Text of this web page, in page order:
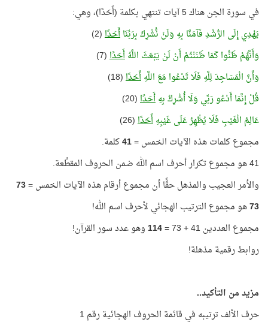
في سورة الجن هناك 5 آيات تنتهي بكلمة (أَحَدًا)، وهي:
يَهْدِي إِلَى الرُّشْدِ فَآمَنَّا بِهِ وَلَنْ نُّشْرِكَ بِرَبِّنَاأَحَدًا(2)
وَأَنَّهُمْ ظَنُّوا كَمَا ظَنَنْتُمْ أَنْ لَنْ يَبْعَثَ اللَّهُأَحَدًا(7)
وَأَنَّ الْمَسَاجِدَ لِلَّهِ فَلَا تَدْعُوا مَعَ اللَّهِأَحَدًا(18)
قُلْ إِنَّمَا أَدْعُو رَبِّي وَلَا أُشْرِكُ بِهِأَحَدًا(20)
عَالِمُ الْغَيْبِ فَلَا يُظْهِرُ عَلَى غَيْبِهِأَحَدًا(26)
مجموع كلمات هذه الآيات الخمس =41كلمة.
41 هو مجموع تكرار أحرف اسم الله ضمن الحروف المقطَّعة.
والأمر العجيب والمذهل حقًّا أن مجموع أرقام هذه الآيات الخمس =73
73هو مجموع الترتيب الهجائي لأحرف اسم الله!
مجموع العددين 41 + 73 =
114وهو عدد سور القرآن!
روابط رقمية مذهلة!
مزيد من التأكيد..
حرف الألف ترتيبه في قائمة الحروف الهجائية رقم 1